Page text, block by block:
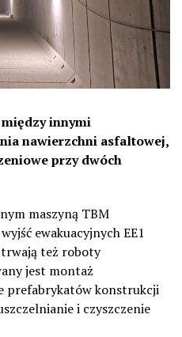
innymi
nawierzchni asfaltowej,
przy dwóch
maszyną TBM
ewakuacyjnych EE1
trwają też roboty
jest montaż
prefabrykatów konstrukcji
i czyszczenie